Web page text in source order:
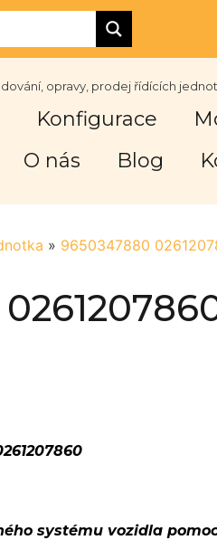
opravy, prodej řídících
Konfigurace
O nás
Blog
» 9650347880
systému vozidla